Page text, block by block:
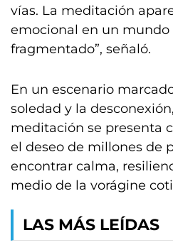
vías. La meditación
emocional en un mundo
fragmentado”, señaló.
En un escenario
soledad y la
meditación se presenta
el deseo de millones de
encontrar calma,
medio de la vorágine
LAS MÁS LEÍDAS